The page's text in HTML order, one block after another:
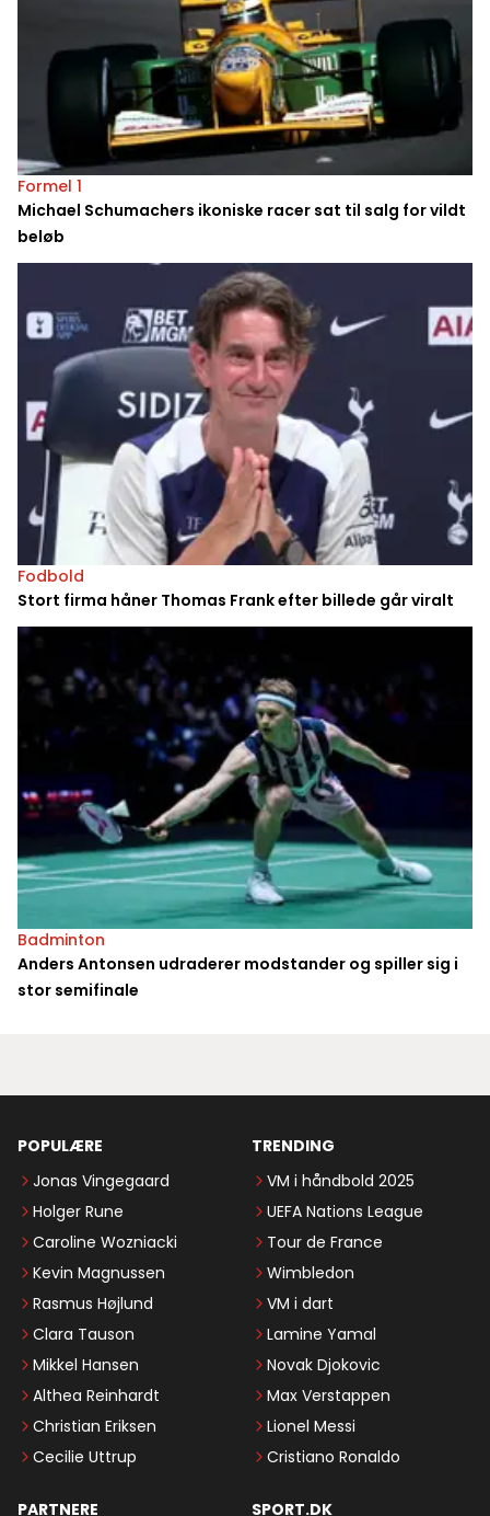
Formel 1
Michael Schumachers ikoniske racer sat til salg for vildt
beløb
Fodbold
Stort firma håner Thomas Frank efter billede går viralt
Badminton
Anders Antonsen udraderer modstander og spiller sig i
stor semifinale
POPULÆRE
Jonas Vingegaard
Holger Rune
Caroline Wozniacki
Kevin Magnussen
Rasmus Højlund
Clara Tauson
Mikkel Hansen
Althea Reinhardt
Christian Eriksen
Cecilie Uttrup
TRENDING
VM i håndbold 2025
UEFA Nations League
Tour de France
Wimbledon
VM i dart
Lamine Yamal
Novak Djokovic
Max Verstappen
Lionel Messi
Cristiano Ronaldo
PARTNERE SPORT.DK